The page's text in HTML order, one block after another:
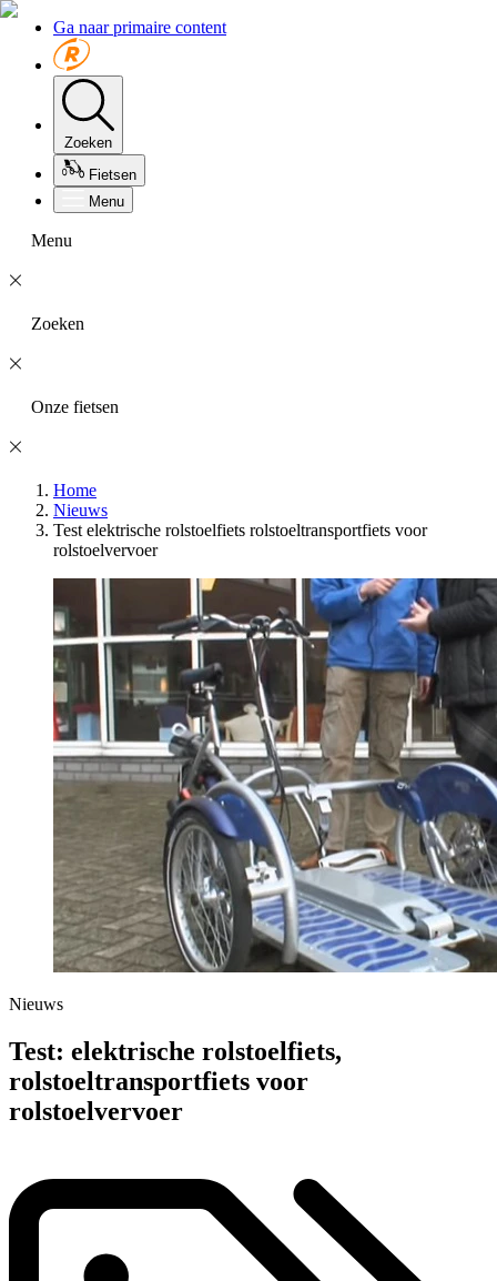
Ga naar primaire content
Zoeken
Fietsen
Menu
Menu
Zoeken
Onze fietsen
Home
Nieuws
Test elektrische rolstoelfiets rolstoeltransportfiets voor
rolstoelvervoer
Nieuws
Test: elektrische rolstoelfiets,
rolstoeltransportfiets voor
rolstoelvervoer